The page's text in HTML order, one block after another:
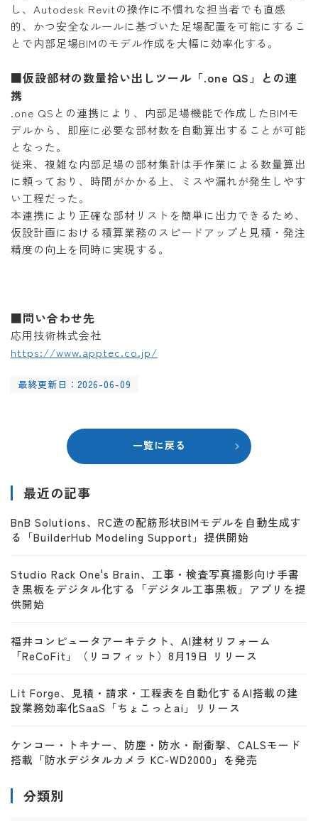
し、Autodesk Revitの操作に不慣れな担当者でも直感
的、かつ安全なルールに基づいた足場配置を可能にするこ
とで内部足場BIMのモデル作成を大幅に効率化する。
■仮設部材の数量拾い出しツール「.one QS」との連
携
.one QSとの連携により、内部足場機能で作成したBIMモ
デルから、即座に必要な部材数を自動算出することが可能
となった。
従来、複雑な内部足場の部材集計は手作業による数量算出
に頼っており、時間がかかる上、ミスや漏れが発生しやす
い工程だった。
本連携により正確な部材リストを簡単に出力できるため、
仮設計画における積算業務のスピードアップと見積・発注
精度の向上を同時に実現する。
■問い合わせ先
応用技術株式会社
https://www.apptec.co.jp/
最終更新日：2026-06-09
一覧に戻る
最近の記事
BnB Solutions、RC造の配筋形状BIMモデルを自動生成す
る「BuilderHub Modeling Support」提供開始
Studio Rack One's Brain、工事・検査写真撮影向け手書
き黒板をデジタル化する「デジタル工事黒板」アプリを提
供開始
福井コンピュータアーキテクト、AI建材リフォーム
「ReCoFit」（リコフィット）8月19日 リリース
Lit Forge、見積・請求・工程表を自動化するAI搭載の建
設業務効率化SaaS「ちょこっとai」リリース
ケンコー・トキナー、防塵・防水・耐衝撃、CALSモード
搭載「防水デジタルカメラ KC-WD2000」を発売
分類別